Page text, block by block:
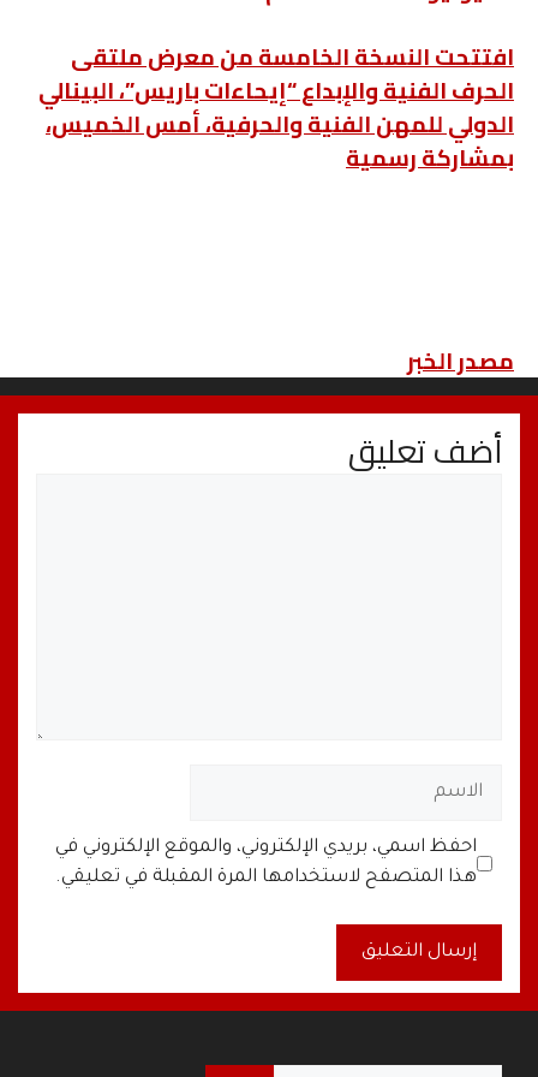
افتتحت النسخة الخامسة من معرض ملتقى
الحرف الفنية والإبداع “إيحاءات باريس”، البينالي
الدولي للمهن الفنية والحرفية، أمس الخميس،
بمشاركة رسمية
مصدر الخبر
أضف تعليق
الاسم
البريد
الإلكتروني
الموقع
الإلكتروني
احفظ اسمي، بريدي الإلكتروني، والموقع الإلكتروني في
هذا المتصفح لاستخدامها المرة المقبلة في تعليقي.
A
t